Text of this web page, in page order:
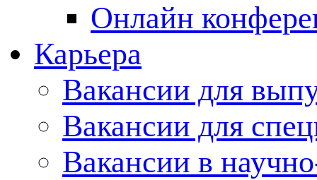
Онлайн
Карьера
Вакансии для
Вакансии для
Вакансии в